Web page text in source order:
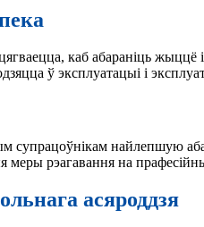
каб абараніць
ў эксплуатацыі і
супрацоўнікам найлепшую
рэагавання на
асяроддзя